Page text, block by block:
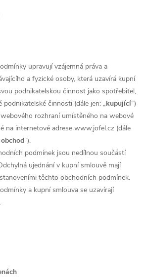
upravují vzájemná práva a
a fyzické osoby, která uzavírá kupní
podnikatelskou činnost jako spotřebitel,
podnikatelské činnosti (dále jen: „kupující“)
rozhraní umístěného na webové
na internetové adrese www.jofel.cz (dále
“).
podmínek jsou nedílnou součástí
ujednání v kupní smlouvě mají
těchto obchodních podmínek.
a kupní smlouva se uzavírají